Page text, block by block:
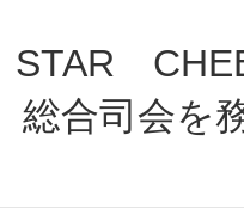
合司会を